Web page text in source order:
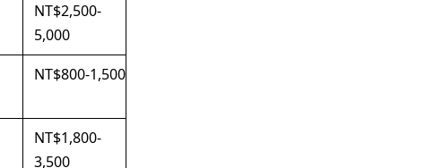
NT$2,500-
5,000
NT$800-1,500
NT$1,800-
3,500